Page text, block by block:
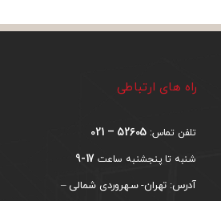
راه های ارتباطی
تلفن تماس: 52605 – 021
شنبه تا پنجشنبه ساعت 17-9
آدرس: تهران- سهروردی شمالی –